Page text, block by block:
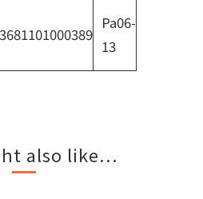
3681101000389
Pa06-
13
also like...